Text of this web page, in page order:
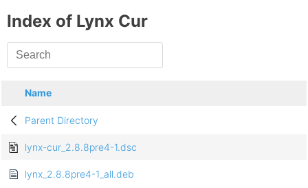
Index of Lynx Cur
Name
Parent Directory
lynx-cur_2.8.8pre4-1.dsc
lynx_2.8.8pre4-1_all.deb